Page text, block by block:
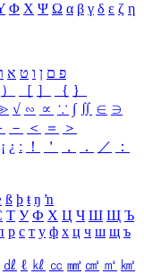
Φ Χ Ψ Ω α β γ δ ε ζ η
פ ם ן ו ט א
） ［ ］ ｛ ｝
√ ∽ ∝ ∵ ∫ ∬ ∈ ∋
－ ＜ ＝
＞
¡ ¿ ː ！ ＇ ， ． ／
：
ß þ ŧ ŋ ŉ
Т У Ф Х Ц Ч Ш Щ Ъ
р с т у ф х ц ч ш щ ъ
㎗ ℓ ㎘ ㏄ ㎣ ㎤ ㎥ ㎦